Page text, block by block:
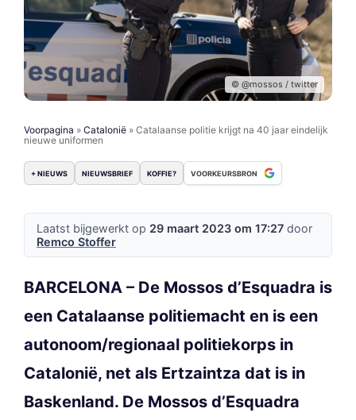
© @mossos / twitter
Voorpagina » Catalonië » Catalaanse politie krijgt na 40 jaar eindelijk
nieuwe uniformen
+ NIEUWS NIEUWSBRIEF KOFFIE? VOORKEURSBRON
Laatst bijgewerkt op 29 maart 2023 om 17:27 door
Remco Stoffer
BARCELONA – De Mossos d’Esquadra is
een Catalaanse politiemacht en is een
autonoom/regionaal politiekorps in
Catalonië, net als Ertzaintza dat is in
Baskenland. De Mossos d’Esquadra